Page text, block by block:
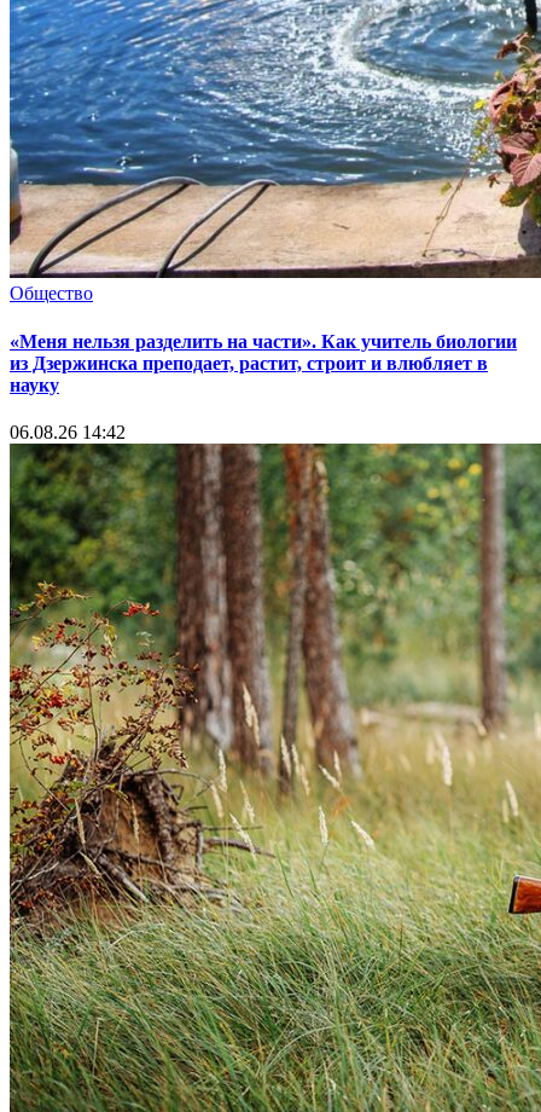
Общество
«Меня нельзя разделить на части». Как учитель биологии
из Дзержинска преподает, растит, строит и влюбляет в
науку
06.08.26 14:42